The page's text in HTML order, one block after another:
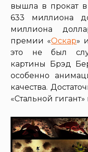
вышла в прокат
633 миллиона
миллиона
премии «Оскар»
это не был
картины Брэд
особенно
качества.
«Стальной гигант»